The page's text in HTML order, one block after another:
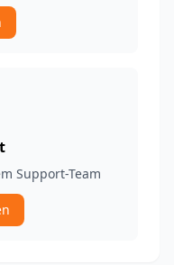
Support-Team